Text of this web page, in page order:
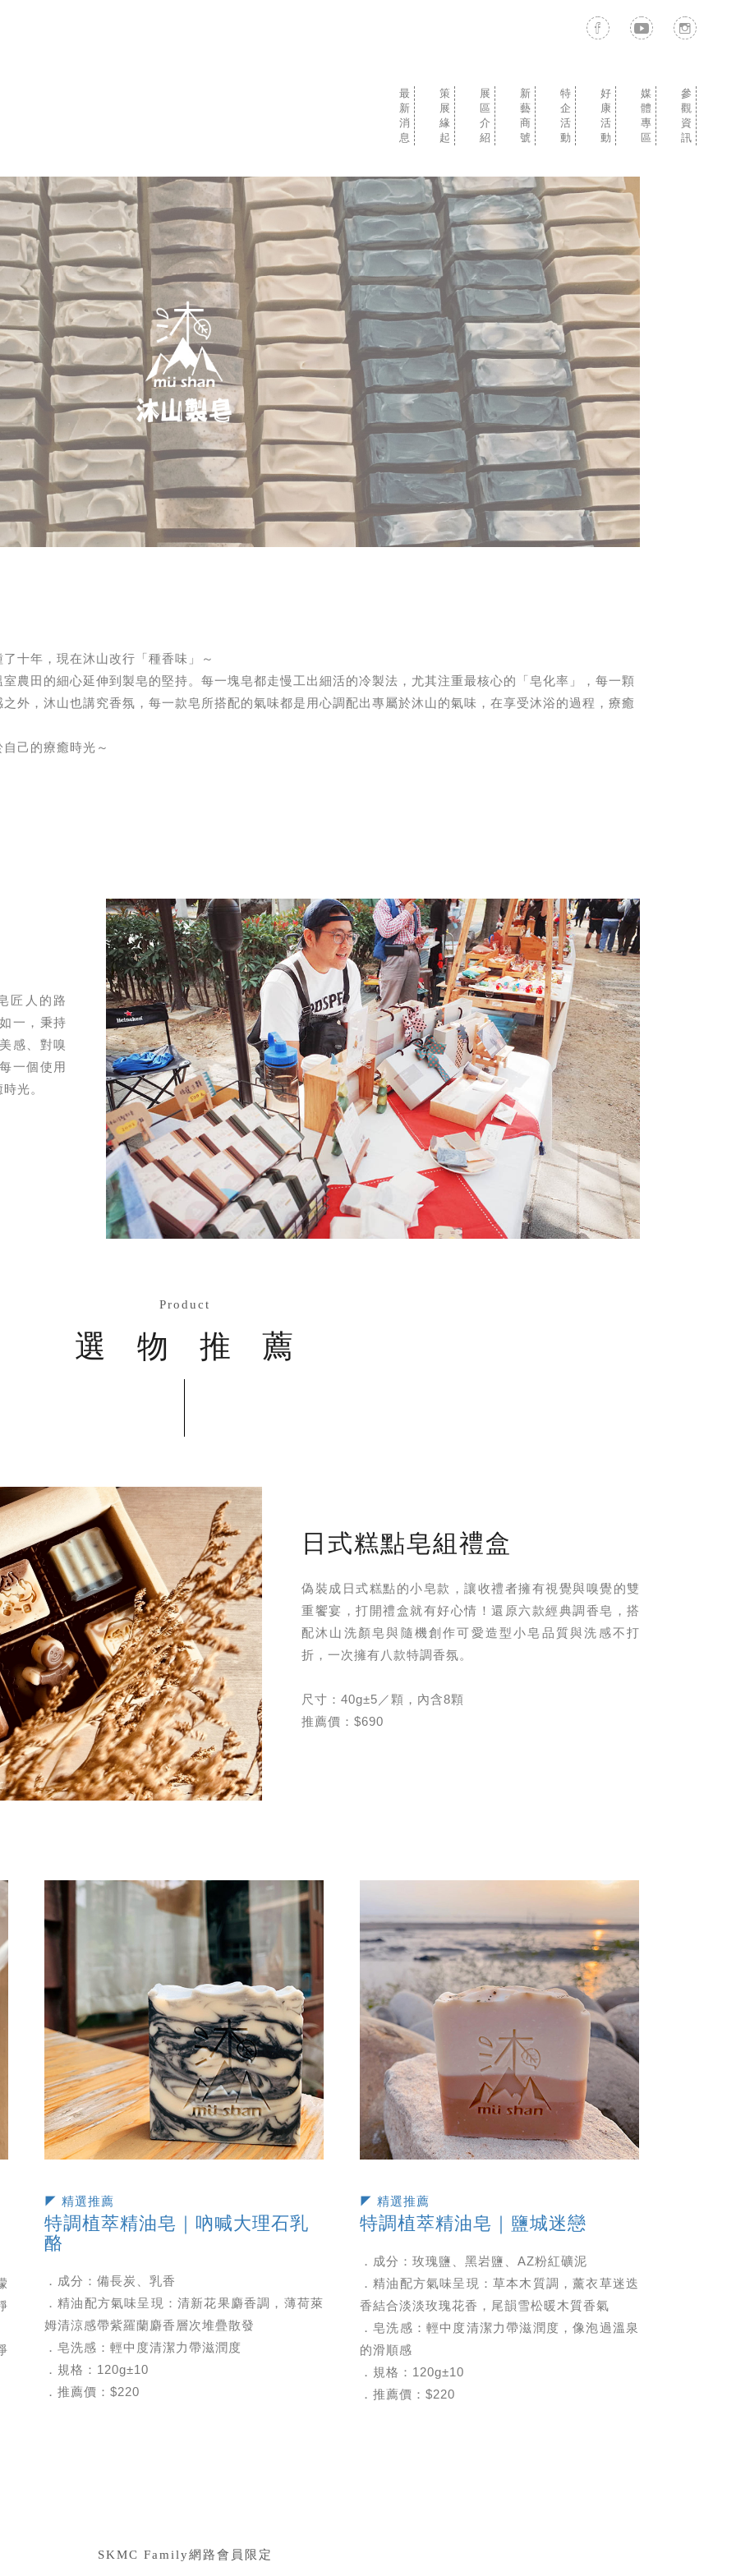
最
新
消
息
策
展
緣
起
展
區
介
紹
新
藝
商
號
特
企
活
動
好
康
活
動
媒
體
專
區
參
觀
資
訊
十年，現在沐山改行「種香味」～
農田的細心延伸到製皂的堅持。每一塊皂都走慢工出細活的冷製法，尤其注重最核心的「皂化率」，每一顆
外，沐山也講究香氛，每一款皂所搭配的氣味都是用心調配出專屬於沐山的氣味，在享受沐浴的過程，療癒
己的療癒時光～
匠人的路
一，秉持
感、對嗅
一個使用
光。
Product
選物推薦
日式糕點皂組禮盒
偽裝成日式糕點的小皂款，讓收禮者擁有視覺與嗅覺的雙
重饗宴，打開禮盒就有好心情！還原六款經典調香皂，搭
配沐山洗顏皂與隨機創作可愛造型小皂品質與洗感不打
折，一次擁有八款特調香氛。
尺寸：40g±5／顆，內含8顆
推薦價：$690
◤ 精選推薦
特調植萃精油皂｜吶喊大理石乳
酪
．成分：備長炭、乳香
．精油配方氣味呈現：清新花果麝香調，薄荷萊
姆清涼感帶紫羅蘭麝香層次堆疊散發
．皂洗感：輕中度清潔力帶滋潤度
．規格：120g±10
．推薦價：$220
◤ 精選推薦
特調植萃精油皂｜鹽城迷戀
．成分：玫瑰鹽、黑岩鹽、AZ粉紅礦泥
．精油配方氣味呈現：草本木質調，薰衣草迷迭
香結合淡淡玫瑰花香，尾韻雪松暖木質香氣
．皂洗感：輕中度清潔力帶滋潤度，像泡過溫泉
的滑順感
．規格：120g±10
．推薦價：$220
SKMC Family網路會員限定